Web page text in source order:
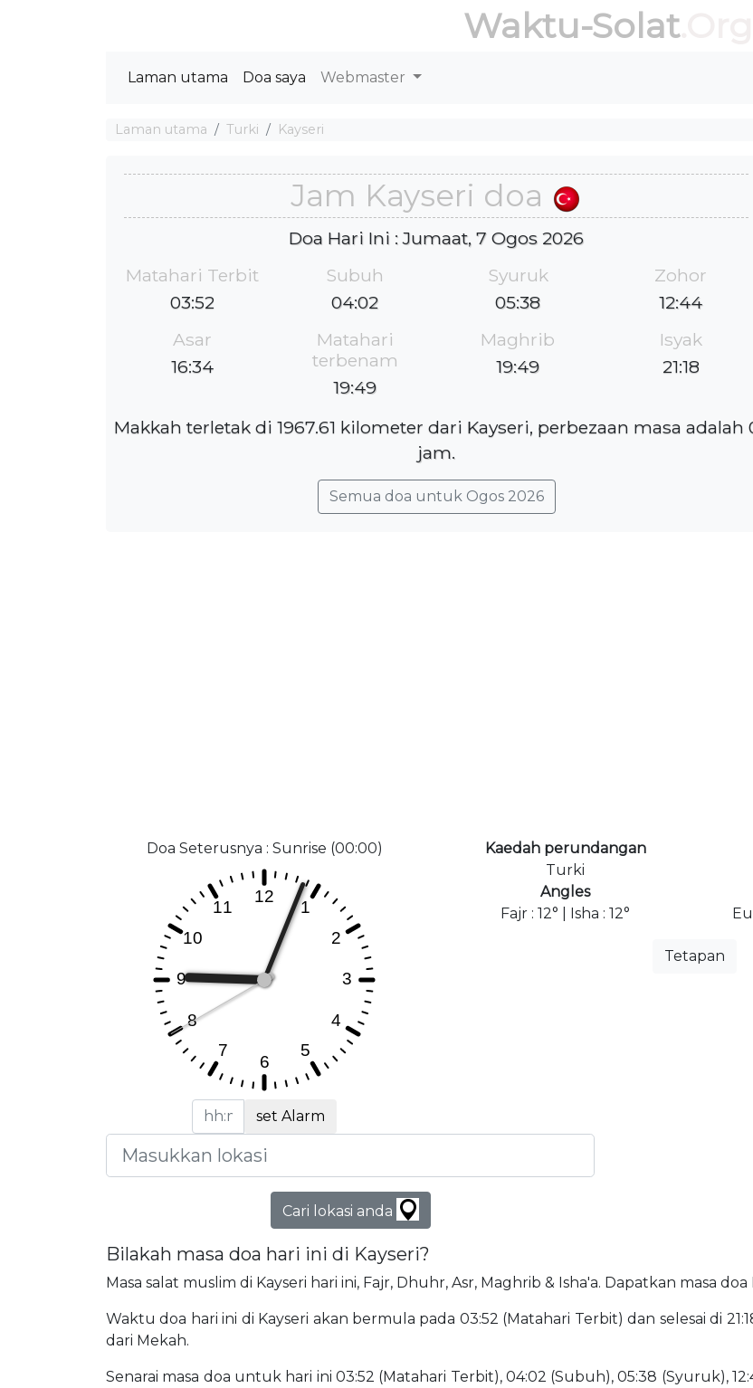
Waktu-Solat.Org
Laman utama Doa saya Webmaster
Laman utama Turki Kayseri
Jam Kayseri doa
Doa Hari Ini : Jumaat, 7 Ogos 2026
Matahari Terbit
03:52
Subuh
04:02
Syuruk
05:38
Zohor
12:44
Asar
16:34
Matahari
terbenam
19:49
Maghrib
19:49
Isyak
21:18
Makkah terletak di 1967.61 kilometer dari Kayseri, perbezaan masa adalah
jam.
Semua doa untuk Ogos 2026
Doa Seterusnya : Sunrise (00:00)
set Alarm
Kaedah perundangan
Turki
Angles
Fajr : 12° | Isha : 12°
Tetapan
Cari lokasi anda
Bilakah masa doa hari ini di Kayseri?
Masa salat muslim di Kayseri hari ini, Fajr, Dhuhr, Asr, Maghrib & Isha'a. Dapatkan masa doa
Waktu doa hari ini di Kayseri akan bermula pada 03:52 (Matahari Terbit) dan selesai di
dari Mekah.
Senarai masa doa untuk hari ini 03:52 (Matahari Terbit), 04:02 (Subuh), 05:38 (Syuruk),